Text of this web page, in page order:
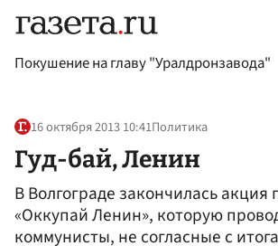
Покушение на главу "Уралдронзавода"
16 октября 2013 10:41Политика
Гуд-бай, Ленин
В Волгограде закончилась акция
«Оккупай Ленин», которую
коммунисты, не согласные с